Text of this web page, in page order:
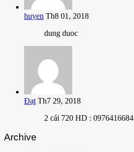
huyen Th8 01, 2018
dung duoc
Đạt Th7 29, 2018
2 cái 720 HD : 0976416684
Archive